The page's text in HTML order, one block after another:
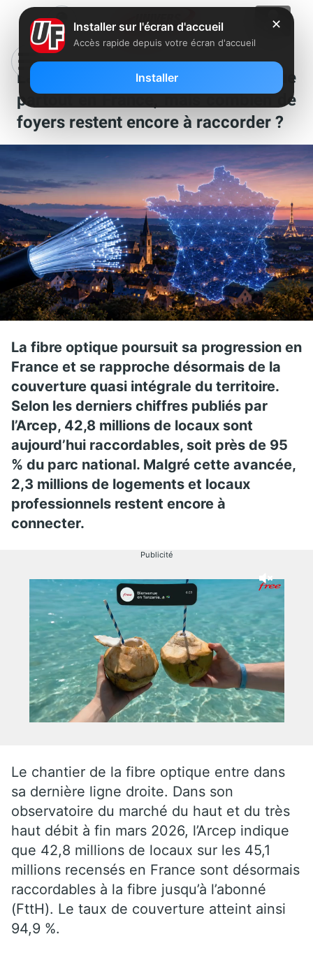
La fibre est désormais presque
partout en France, mais combien de
foyers restent encore à raccorder ?
La fibre optique poursuit sa progression en
France et se rapproche désormais de la
couverture quasi intégrale du territoire.
Selon les derniers chiffres publiés par
l’Arcep, 42,8 millions de locaux sont
aujourd’hui raccordables, soit près de 95
% du parc national. Malgré cette avancée,
2,3 millions de logements et locaux
professionnels restent encore à
connecter.
Publicité
Le chantier de la fibre optique entre dans
sa dernière ligne droite. Dans son
observatoire du marché du haut et du très
haut débit à fin mars 2026, l’Arcep indique
que 42,8 millions de locaux sur les 45,1
millions recensés en France sont désormais
raccordables à la fibre jusqu’à l’abonné
(FttH). Le taux de couverture atteint ainsi
94,9 %.
✕
Installer sur l'écran d'accueil
Accès rapide depuis votre écran d'accueil
Installer